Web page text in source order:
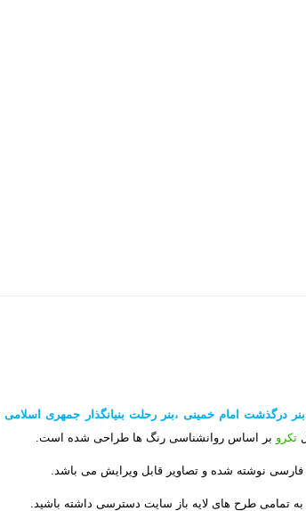
درگذشت امام خمینی ،بنر رحلت بنیانگذار جمهری اسلامی
تکرو بر اساس روانشناسی رنگ ها طراحی شده است.
فارسی نوشته شده و تصاویر قابل ویرایش می باشد.
تمامی طرح های لایه باز سایت دسترسی داشته باشید.